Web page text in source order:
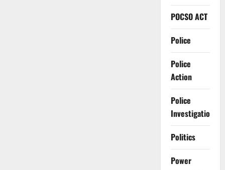
POCSO ACT
Police
Police
Action
Police
Investigation
Politics
Power